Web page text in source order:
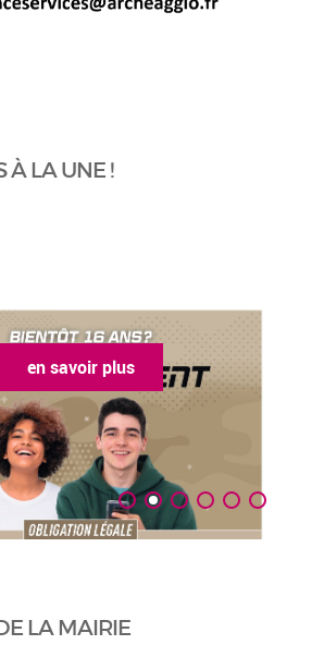
À LA UNE !
en savoir plus
LA MAIRIE